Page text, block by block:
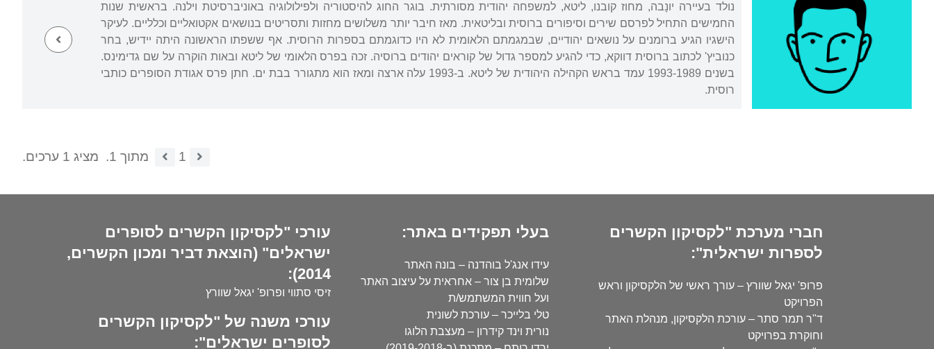
נולד בעיירה יונָבה, מחוז קובנו, ליטא, למשפחה יהודית מסורתית. בוגר החוג להיסטוריה ולפילולוגיה באוניברסיטת וילנה. בראשית שנות
החמישים התחיל לפרסם שירים וסיפורים ברוסית ובליטאית. מאז חיבר יותר משלושים מחזות ותסריטים בנושאים אקטואליים וכלליים. לעיקר
הישגיו הגיע ברומנים על נושאים יהודיים, שבמגמתם הלאומית לא היו כדוגמתם בספרות הרוסית. אף ששפתו הראשונה היתה יידיש, בחר
כנוביץ' לכתוב ברוסית דווקא, כדי להגיע למספר גדול של קוראים יהודים ברוסיה. זכה בפרס הלאומי של ליטא ובאות הוקרה על שם גדימינס.
בשנים 1993-1989 עמד בראש הקהילה היהודית של ליטא. ב-1993 עלה ארצה ומאז הוא מתגורר בבת ים. חתן פרס אגודת הסופרים כותבי
רוסית.
1 מתוך 1. מציג 1 ערכים.
חברי מערכת "לקסיקון הקשרים
לספרות ישראלית":
פרופ' יגאל שוורץ – עורך ראשי של הלקסיקון וראש
הפרויקט
ד"ר תמר סתר – עורכת הלקסיקון, מנהלת האתר
וחוקרת בפרויקט
בעלי תפקידים באתר:
עידו אנג'ל בוהדנה – בונה האתר
שלומית בן צור – אחראית על עיצוב האתר
ועל חווית המשתמש/ת
טלי בלייכר – עורכת לשונית
נורית וינד קידרון – מעצבת הלוגו
עורכי "לקסיקון הקשרים לסופרים
ישראלים" (הוצאת דביר ומכון הקשרים,
2014):
זיסי סתווי ופרופ' יגאל שוורץ
עורכי משנה של "לקסיקון הקשרים
לסופרים ישראלים":